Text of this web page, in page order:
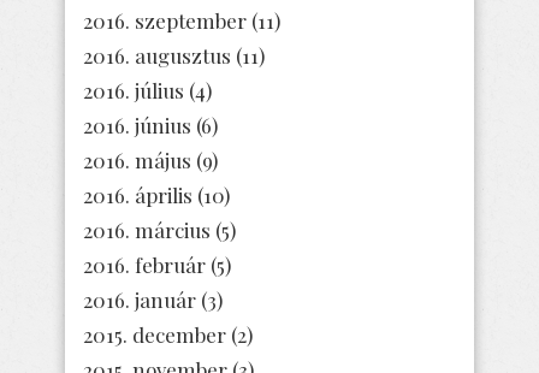
2016. szeptember (11)
2016. augusztus (11)
2016. július (4)
2016. június (6)
2016. május (9)
2016. április (10)
2016. március (5)
2016. február (5)
2016. január (3)
2015. december (2)